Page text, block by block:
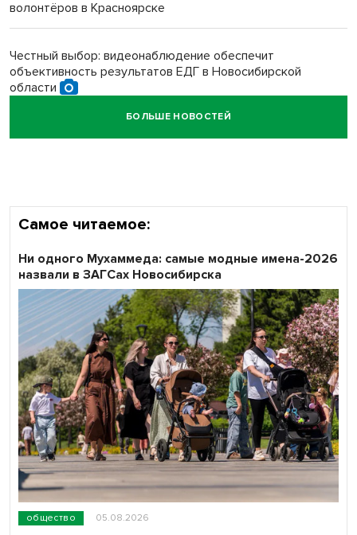
Обновлённое отделение ВТБ открылось в Искитиме
волонтёров в Красноярске
Честный выбор: видеонаблюдение обеспечит
объективность результатов ЕДГ в Новосибирской
области
Кибертанки пошли в бой: «Ростелеком» объявляет
БОЛЬШЕ НОВОСТЕЙ
Самое читаемое:
общество 05.08.2026
Ни одного Мухаммеда: самые модные имена-2026
назвали в ЗАГСах Новосибирска